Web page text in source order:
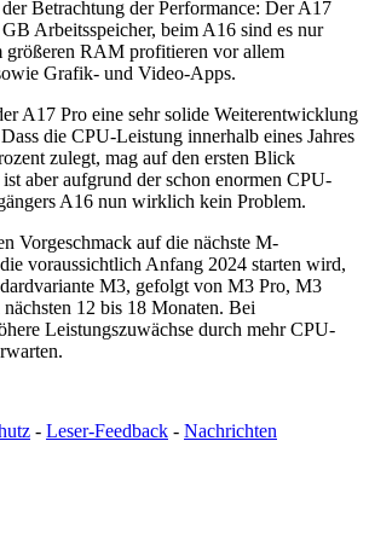
Betrachtung der Performance: Der A17
Arbeitsspeicher, beim A16 sind es nur
größeren RAM profitieren vor allem
Grafik- und Video-Apps.
A17 Pro eine sehr solide Weiterentwicklung
die CPU-Leistung innerhalb eines Jahres
zulegt, mag auf den ersten Blick
aber aufgrund der schon enormen CPU-
A16 nun wirklich kein Problem.
Vorgeschmack auf die nächste M-
voraussichtlich Anfang 2024 starten wird,
M3, gefolgt von M3 Pro, M3
12 bis 18 Monaten. Bei
Leistungszuwächse durch mehr CPU-
- Leser-Feedback - Nachrichten